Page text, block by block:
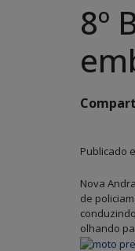
8º
Publicado
Nova
de
olhando